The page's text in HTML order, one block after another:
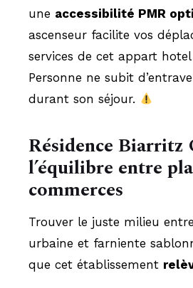
une accessibilité PMR
ascenseur facilite vos
services de cet appart
Personne ne subit
durant son séjour.
Résidence Biarritz
l’équilibre entre
commerces
Trouver le juste milieu
urbaine et farniente
que cet établissement